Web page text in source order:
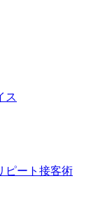
ス
ート接客術